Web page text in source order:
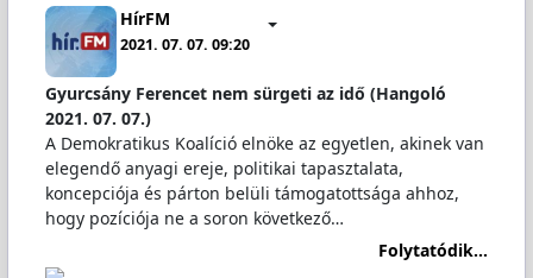
HírFM
2021. 07. 07. 09:20
Gyurcsány Ferencet nem sürgeti az idő (Hangoló
2021. 07. 07.)
A Demokratikus Koalíció elnöke az egyetlen, akinek van
elegendő anyagi ereje, politikai tapasztalata,
koncepciója és párton belüli támogatottsága ahhoz,
hogy pozíciója ne a soron következő…
Folytatódik...